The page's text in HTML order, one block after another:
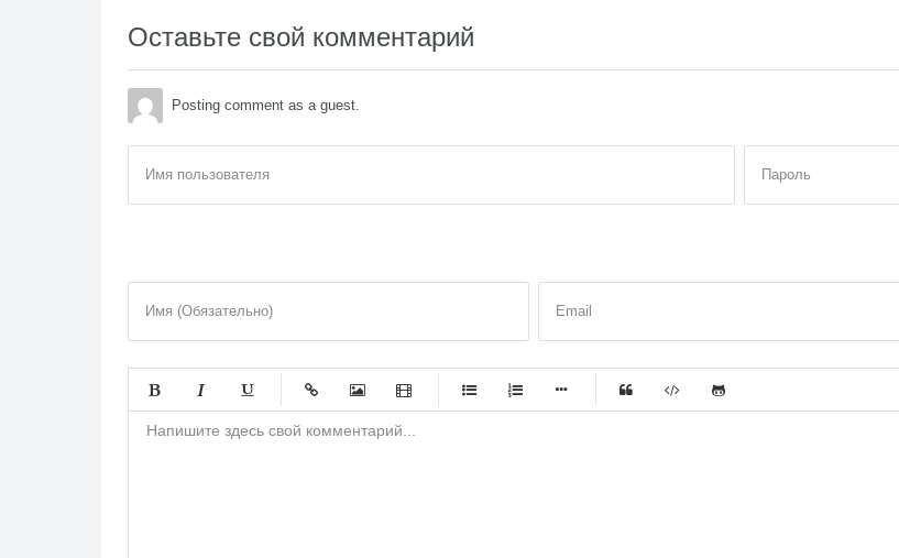
Оставьте свой комментарий
Posting comment as a guest.
Имя пользователя Пароль
Имя (Обязательно) Email
-